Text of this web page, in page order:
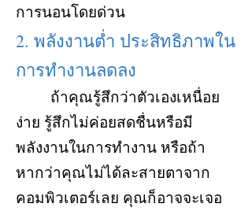
การนอนโดยด่วน
2. พลังงานต่ำ ประสิทธิภาพใน
การทำงานลดลง
ถ้าคุณรู้สึกว่าตัวเองเหนื่อย
ง่าย รู้สึกไม่ค่อยสดชื่นหรือมี
พลังงานในการทำงาน หรือถ้า
หากว่าคุณไม่ได้ละสายตาจาก
คอมพิวเตอร์เลย คุณก็อาจจะเจอ